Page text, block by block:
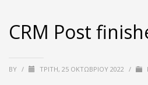
CRM Post
BY / ΤΡΊΤΗ, 25 ΟΚΤΩΒΡΊΟΥ 2022 /